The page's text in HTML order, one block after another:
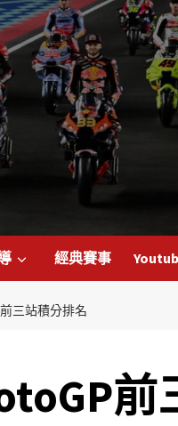
經典賽事
前三站積分排名